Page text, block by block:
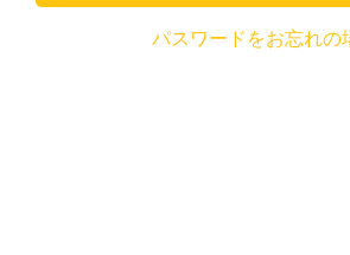
パスワードをお忘れの